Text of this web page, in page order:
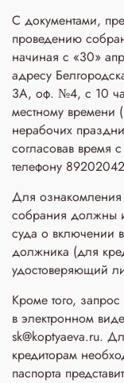
С документами,
проведению
начиная с «30»
адресу
3A, оф. №4, с 10
местному времени
нерабочих
согласовав время
телефону
Для ознакомления
собрания должны
суда о включении
должника (для
удостоверяющий
Кроме того,
в электронном
sk@koptyaeva.ru.
кредиторам
паспорта